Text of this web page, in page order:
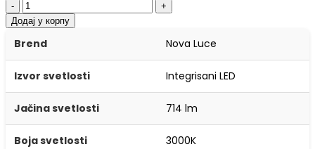
-
+
Додај у корпу
Brend Nova Luce
Izvor svetlosti Integrisani LED
Jačina svetlosti 714 lm
Boja svetlosti 3000K